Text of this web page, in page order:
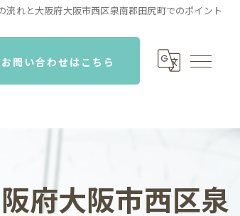
れと大阪府大阪市西区泉南郡田尻町でのポイント
お問い合わせはこちら
府大阪市西区泉